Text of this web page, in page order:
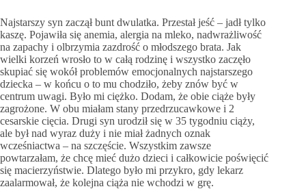
Najstarszy syn zaczął bunt dwulatka. Przestał jeść – jadł tylko
kaszę. Pojawiła się anemia, alergia na mleko, nadwrażliwość
na zapachy i olbrzymia zazdrość o młodszego brata. Jak
wielki korzeń wrosło to w całą rodzinę i wszystko zaczęło
skupiać się wokół problemów emocjonalnych najstarszego
dziecka – w końcu o to mu chodziło, żeby znów być w
centrum uwagi. Było mi ciężko. Dodam, że obie ciąże były
zagrożone. W obu miałam stany przedrzucawkowe i 2
cesarskie cięcia. Drugi syn urodził się w 35 tygodniu ciąży,
ale był nad wyraz duży i nie miał żadnych oznak
wcześniactwa – na szczęście. Wszystkim zawsze
powtarzałam, że chcę mieć dużo dzieci i całkowicie poświęcić
się macierzyństwie. Dlatego było mi przykro, gdy lekarz
zaalarmował, że kolejna ciąża nie wchodzi w grę.